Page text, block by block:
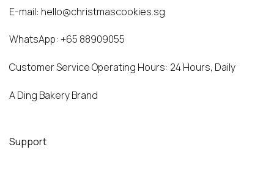
E-mail: hello@christmascookies.sg
WhatsApp: +65 88909055
Customer Service Operating Hours: 24 Hours, Daily
A Ding Bakery Brand
Support